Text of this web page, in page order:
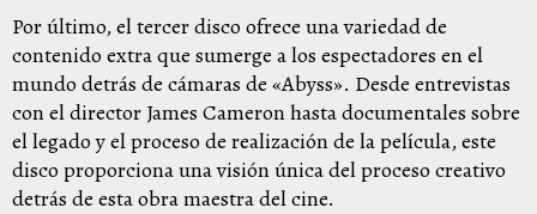
Por último, el tercer disco ofrece una variedad de
contenido extra que sumerge a los espectadores en el
mundo detrás de cámaras de «Abyss». Desde entrevistas
con el director James Cameron hasta documentales sobre
el legado y el proceso de realización de la película, este
disco proporciona una visión única del proceso creativo
detrás de esta obra maestra del cine.